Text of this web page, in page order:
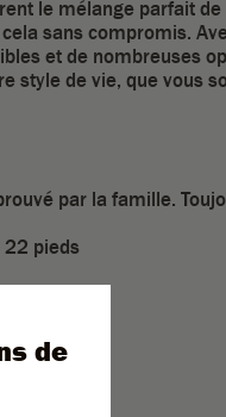
le mélange parfait
sans compromis.
et de nombreuses
style de vie, que vous
par la famille.
22 pieds
10
de